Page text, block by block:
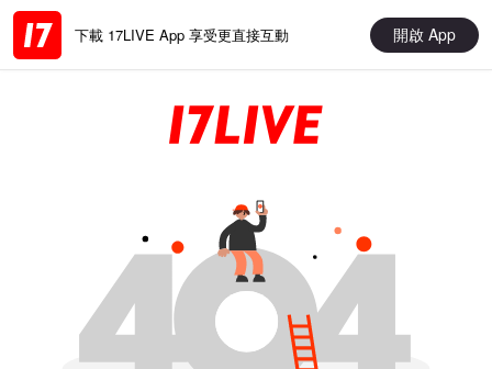
下載 17LIVE App 享受更直接互動 開啟 App